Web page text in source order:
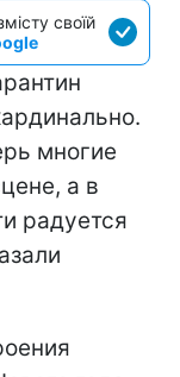
своїй
многие
а в
радуется